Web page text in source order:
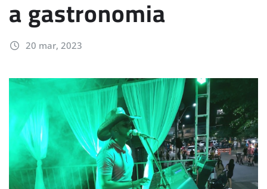
a gastronomia
20 mar, 2023